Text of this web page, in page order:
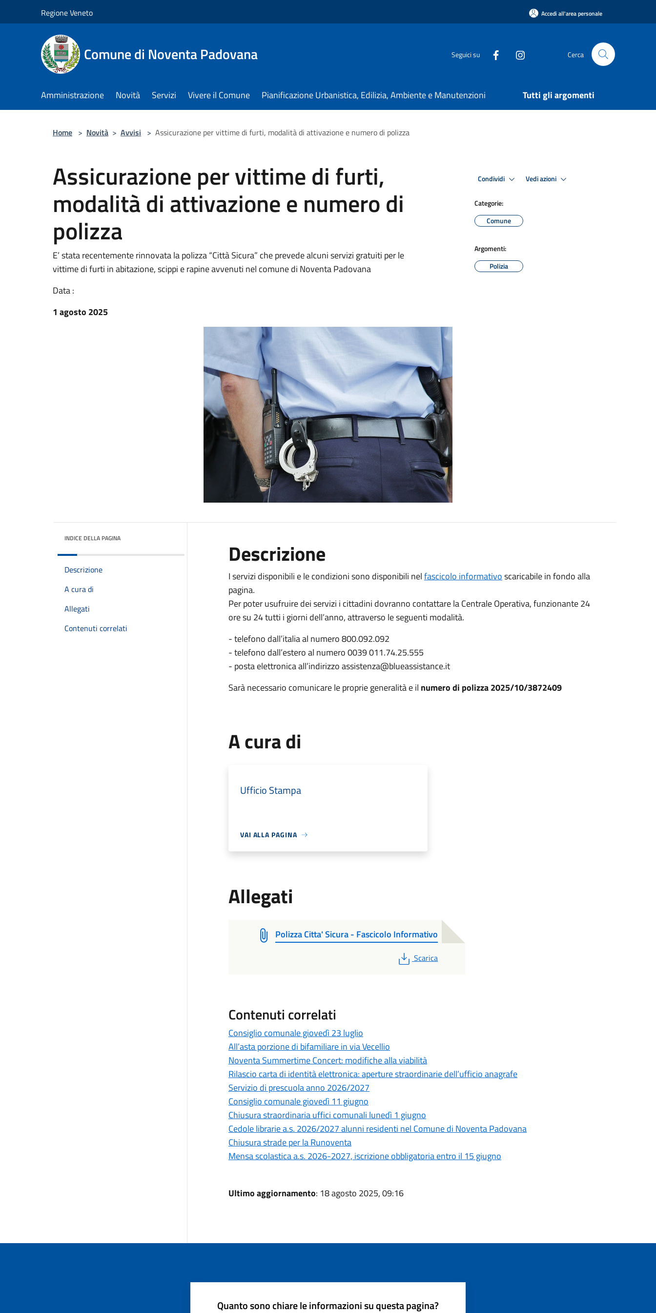
Regione Veneto Accedi all'area personale
Comune di Noventa Padovana Seguici su Cerca
Amministrazione Novità Servizi Vivere il Comune Pianificazione Urbanistica, Edilizia, Ambiente e Manutenzioni Tutti gli argomenti
Home > Novità > Avvisi > Assicurazione per vittime di furti, modalità di attivazione e numero di polizza
Assicurazione per vittime di furti,
modalità di attivazione e numero di
polizza
E’ stata recentemente rinnovata la polizza “Città Sicura” che prevede alcuni servizi gratuiti per le
vittime di furti in abitazione, scippi e rapine avvenuti nel comune di Noventa Padovana
Data :
1 agosto 2025
Condividi Vedi azioni
Categorie:
Comune
Argomenti:
Polizia
INDICE DELLA PAGINA
Descrizione
A cura di
Allegati
Contenuti correlati
Descrizione
I servizi disponibili e le condizioni sono disponibili nelfascicolo informativoscaricabile in fondo alla
pagina.
Per poter usufruire dei servizi i cittadini dovranno contattare la Centrale Operativa, funzionante 24
ore su 24 tutti i giorni dell’anno, attraverso le seguenti modalità.
- telefono dall’italia al numero 800.092.092
- telefono dall’estero al numero 0039 011.74.25.555
- posta elettronica all’indirizzo assistenza@blueassistance.it
Sarà necessario comunicare le proprie generalità e il numero di polizza 2025/10/3872409
A cura di
Ufficio Stampa
VAI ALLA PAGINA
Allegati
Polizza Citta' Sicura - Fascicolo Informativo
PDF
Scarica
Contenuti correlati
Consiglio comunale giovedì 23 luglio
All’asta porzione di bifamiliare in via Vecellio
Noventa Summertime Concert: modifiche alla viabilità
Rilascio carta di identità elettronica: aperture straordinarie dell’ufficio anagrafe
Servizio di prescuola anno 2026/2027
Consiglio comunale giovedì 11 giugno
Chiusura straordinaria uffici comunali lunedì 1 giugno
Cedole librarie a.s. 2026/2027 alunni residenti nel Comune di Noventa Padovana
Chiusura strade per la Runoventa
Mensa scolastica a.s. 2026-2027, iscrizione obbligatoria entro il 15 giugno
Ultimo aggiornamento: 18 agosto 2025, 09:16
Quanto sono chiare le informazioni su questa pagina?